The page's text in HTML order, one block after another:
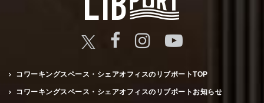
コワーキングスペース・シェアオフィスのリブポートTOP
コワーキングスペース・シェアオフィスのリブポートお知らせ